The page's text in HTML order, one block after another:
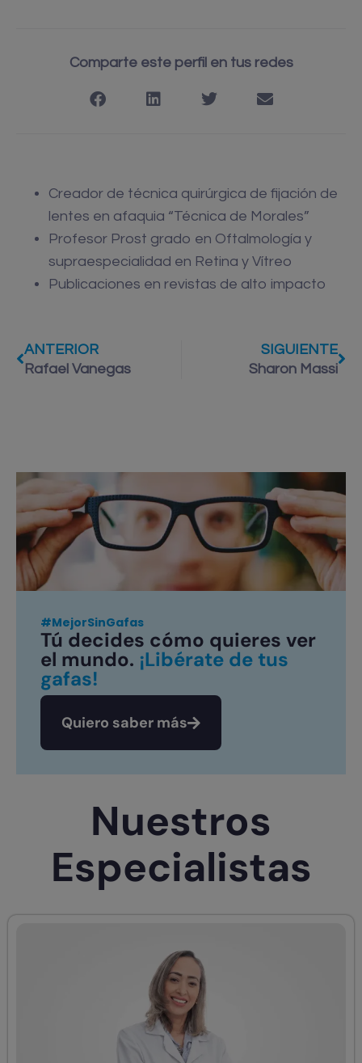
Comparte este perfil en tus redes
Creador de técnica quirúrgica de fijación de
lentes en afaquia “Técnica de Morales”
Profesor Prost grado en Oftalmología y
supraespecialidad en Retina y Vítreo
Publicaciones en revistas de alto impacto
ANTERIOR
Rafael Vanegas
SIGUIENTE
Sharon Massi
#MejorSinGafas
Tú decides cómo quieres ver
el mundo. ¡Libérate de tus
gafas!
Quiero saber más
Nuestros
Especialistas